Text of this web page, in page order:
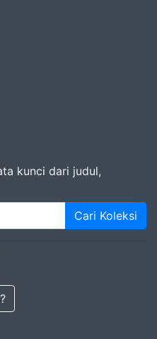
kunci dari judul,
Cari Koleksi